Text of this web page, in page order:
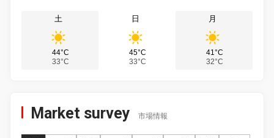
土
44°C
33°C
日
45°C
33°C
月
41°C
32°C
Market survey 市場情報